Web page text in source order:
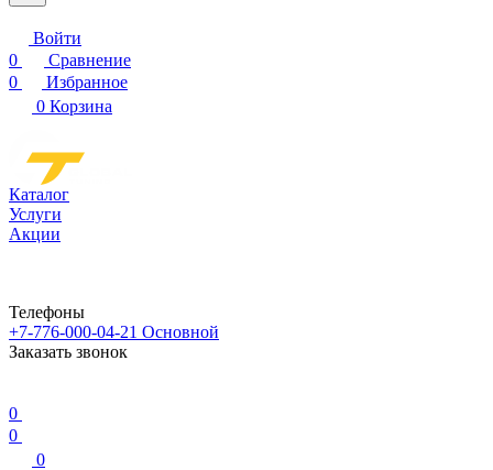
Войти
0
Сравнение
0
Избранное
0 Корзина
Каталог
Услуги
Акции
Телефоны
+7-776-000-04-21 Основной
Заказать звонок
0
0
0